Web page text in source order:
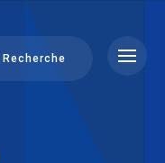
Recherche